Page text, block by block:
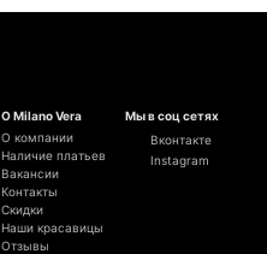
О Milano Vera
О компании
Наличие платьев
Вакансии
Контакты
Скидки
Наши красавицы
Отзывы
Мы в соц сетях
Вконтакте
Instagram